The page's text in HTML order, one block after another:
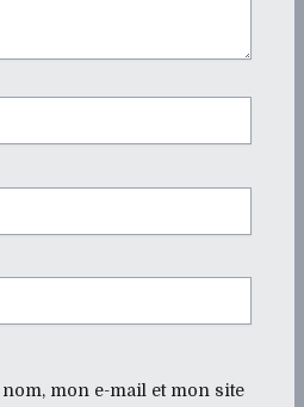
mon e-mail et mon site